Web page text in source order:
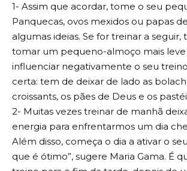
1- Assim que acordar, tome o seu
Panquecas, ovos mexidos ou papas
algumas ideias. Se for treinar a seguir,
tomar um pequeno-almoço mais leve
influenciar negativamente o seu
certa: tem de deixar de lado as
croissants, os pães de Deus e os
2- Muitas vezes treinar de manhã
energia para enfrentarmos um dia
Além disso, começa o dia a ativar o
que é ótimo”, sugere Maria Gama. É